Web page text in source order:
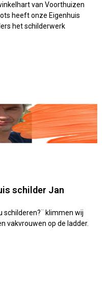
van Voorthuizen
heeft onze Eigenhuis
het schilderwerk
schilder Jan
schilderen?¨ klimmen wij
vakvrouwen op de ladder.